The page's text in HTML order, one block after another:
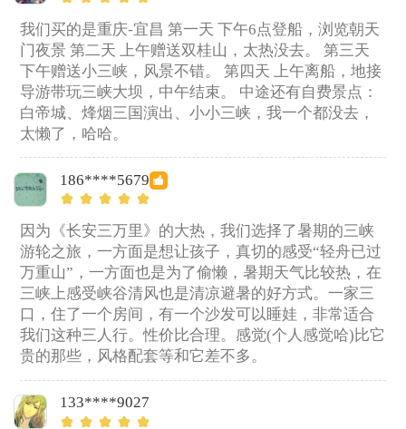
我们买的是重庆-宜昌 第一天 下午6点登船，浏览朝天
门夜景 第二天 上午赠送双桂山，太热没去。 第三天
下午赠送小三峡，风景不错。 第四天 上午离船，地接
导游带玩三峡大坝，中午结束。 中途还有自费景点：
白帝城、烽烟三国演出、小小三峡，我一个都没去，
太懒了，哈哈。
186****5679
因为《长安三万里》的大热，我们选择了暑期的三峡
游轮之旅，一方面是想让孩子，真切的感受“轻舟已过
万重山”，一方面也是为了偷懒，暑期天气比较热，在
三峡上感受峡谷清风也是清凉避暑的好方式。一家三
口，住了一个房间，有一个沙发可以睡娃，非常适合
我们这种三人行。性价比合理。感觉(个人感觉哈)比它
贵的那些，风格配套等和它差不多。
133****9027